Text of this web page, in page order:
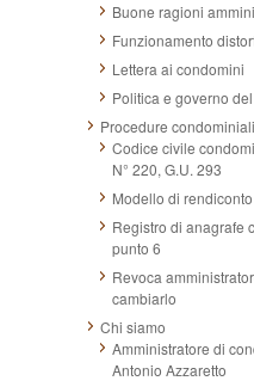
Buone ragioni
Funzionamento
Lettera ai condomini
Politica e governo
Procedure condominiali
Codice civile
N° 220, G.U. 293
Modello di
Registro di anagrafe
punto 6
Revoca
cambiarlo
Chi siamo
Amministratore di
Antonio Azzaretto